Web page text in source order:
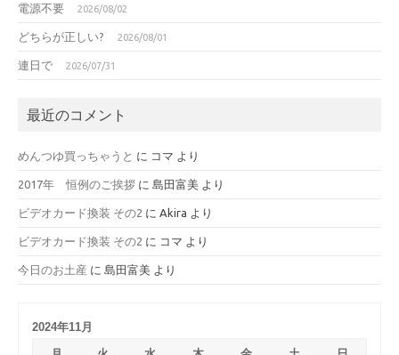
電源不要 2026/08/02
どちらが正しい? 2026/08/01
連日で 2026/07/31
最近のコメント
めんつゆ買っちゃうと に コマ より
2017年 恒例のご挨拶 に 島田富美 より
ビデオカード換装 その2 に Akira より
ビデオカード換装 その2 に コマ より
今日のお土産 に 島田富美 より
2024年11月